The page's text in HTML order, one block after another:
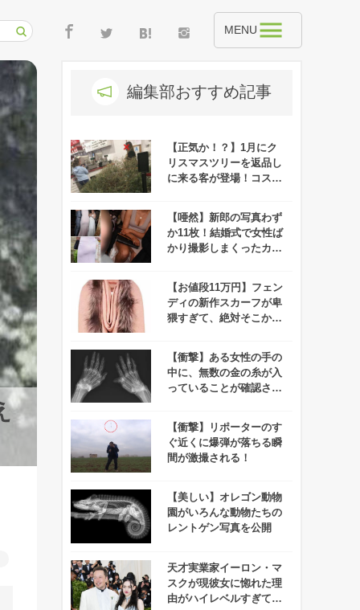
MENU
編集部おすすめ記事
【正気か！？】1月にク
リスマスツリーを返品し
に来る客が登場！コスト
【唖然】新郎の写真わず
か11枚！結婚式で女性ば
かり撮影しまくったカメ
ぎる！
【お値段11万円】フェン
ディの新作スカーフが卑
猥すぎて、絶対そこから
【衝撃】ある女性の手の
中に、無数の金の糸が入
っていることが確認され
【衝撃】リポーターのす
ぐ近くに爆弾が落ちる瞬
間が激撮される！
【美しい】オレゴン動物
園がいろんな動物たちの
レントゲン写真を公開
天才実業家イーロン・マ
スクが現彼女に惚れた理
由がハイレベルすぎて誰